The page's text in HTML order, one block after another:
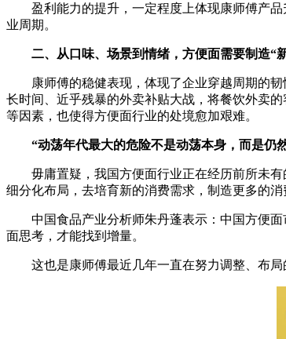
盈利能力的提升，一定程度上体现康师傅产品
业周期。
二、从口味、场景到情绪，方便面需要制造“
康师傅的稳健表现，体现了企业穿越周期的韧
长时间、近乎残暴的外卖补贴大战，将餐饮外卖
等因素，也使得方便面行业的处境愈加艰难。
“动荡年代最大的危险不是动荡本身，而是仍
毋庸置疑，我国方便面行业正在经历前所未有
细分化布局，去培育新的消费需求，制造更多的
中国食品产业分析师朱丹蓬表示：中国方便面
面思考，才能找到增量。
这也是康师傅最近几年一直在努力调整、布局